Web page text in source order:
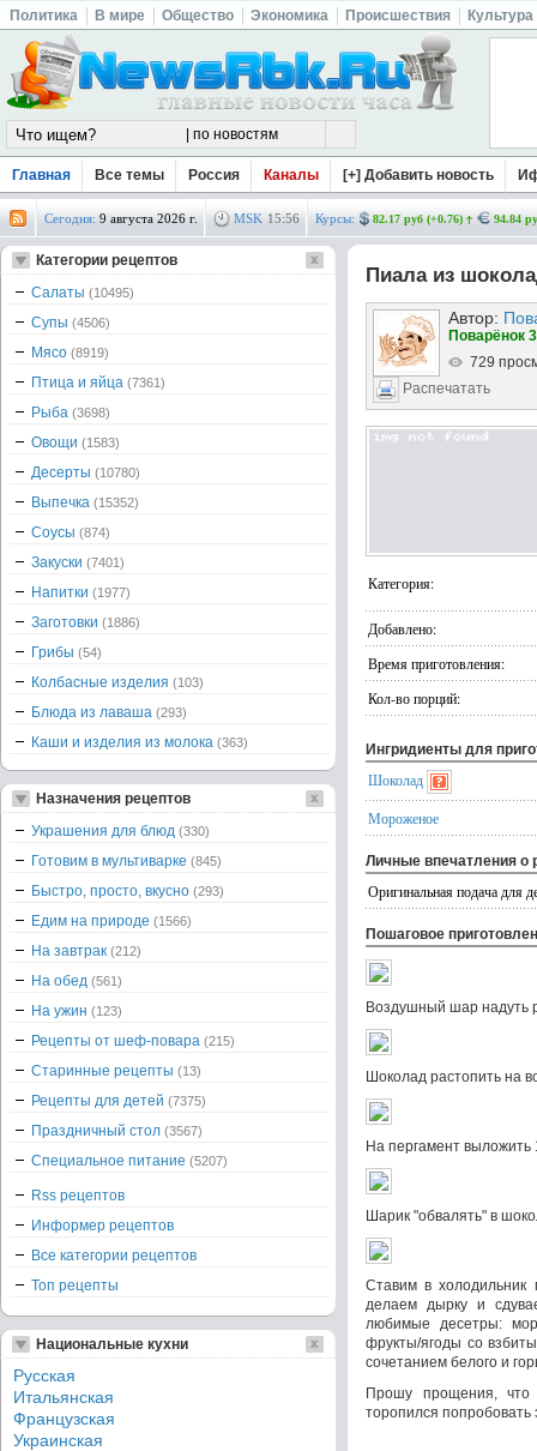
Политика В мире Общество Экономика Происшествия Культура
Главная Все темы Россия Каналы [+] Добавить новость
Сегодня: 9 августа 2026 г. MSK 15:56 Курсы: 82.17 руб (+0.76) 94.84
Пиала из
Автор:
Поварёнок
729
Распечатать
Категория:
Добавлено:
Время приготовления:
Кол-во порций:
Ингридиенты для
Шоколад
Мороженое
Личные впечатления о
Оригинальная подача для
Пошаговое
Воздушный шар надуть
Шоколад растопить на
На пергамент выложить
Шарик "обвалять" в
Ставим в
делаем дырку и
любимые десетры:
фрукты/ягоды со
сочетанием белого и
Прошу прощения,
торопился попробовать
Категории рецептов
Салаты (10495)
Супы (4506)
Мясо (8919)
Птица и яйца (7361)
Рыба (3698)
Овощи (1583)
Десерты (10780)
Выпечка (15352)
Соусы (874)
Закуски (7401)
Напитки (1977)
Заготовки (1886)
Грибы (54)
Колбасные изделия (103)
Блюда из лаваша (293)
Каши и изделия из молока (363)
Назначения рецептов
Украшения для блюд (330)
Готовим в мультиварке (845)
Быстро, просто, вкусно (293)
Едим на природе (1566)
На завтрак (212)
На обед (561)
На ужин (123)
Рецепты от шеф-повара (215)
Старинные рецепты (13)
Рецепты для детей (7375)
Праздничный стол (3567)
Специальное питание (5207)
Rss рецептов
Информер рецептов
Все категории рецептов
Топ рецепты
Национальные кухни
Русская
Итальянская
Французская
Украинская